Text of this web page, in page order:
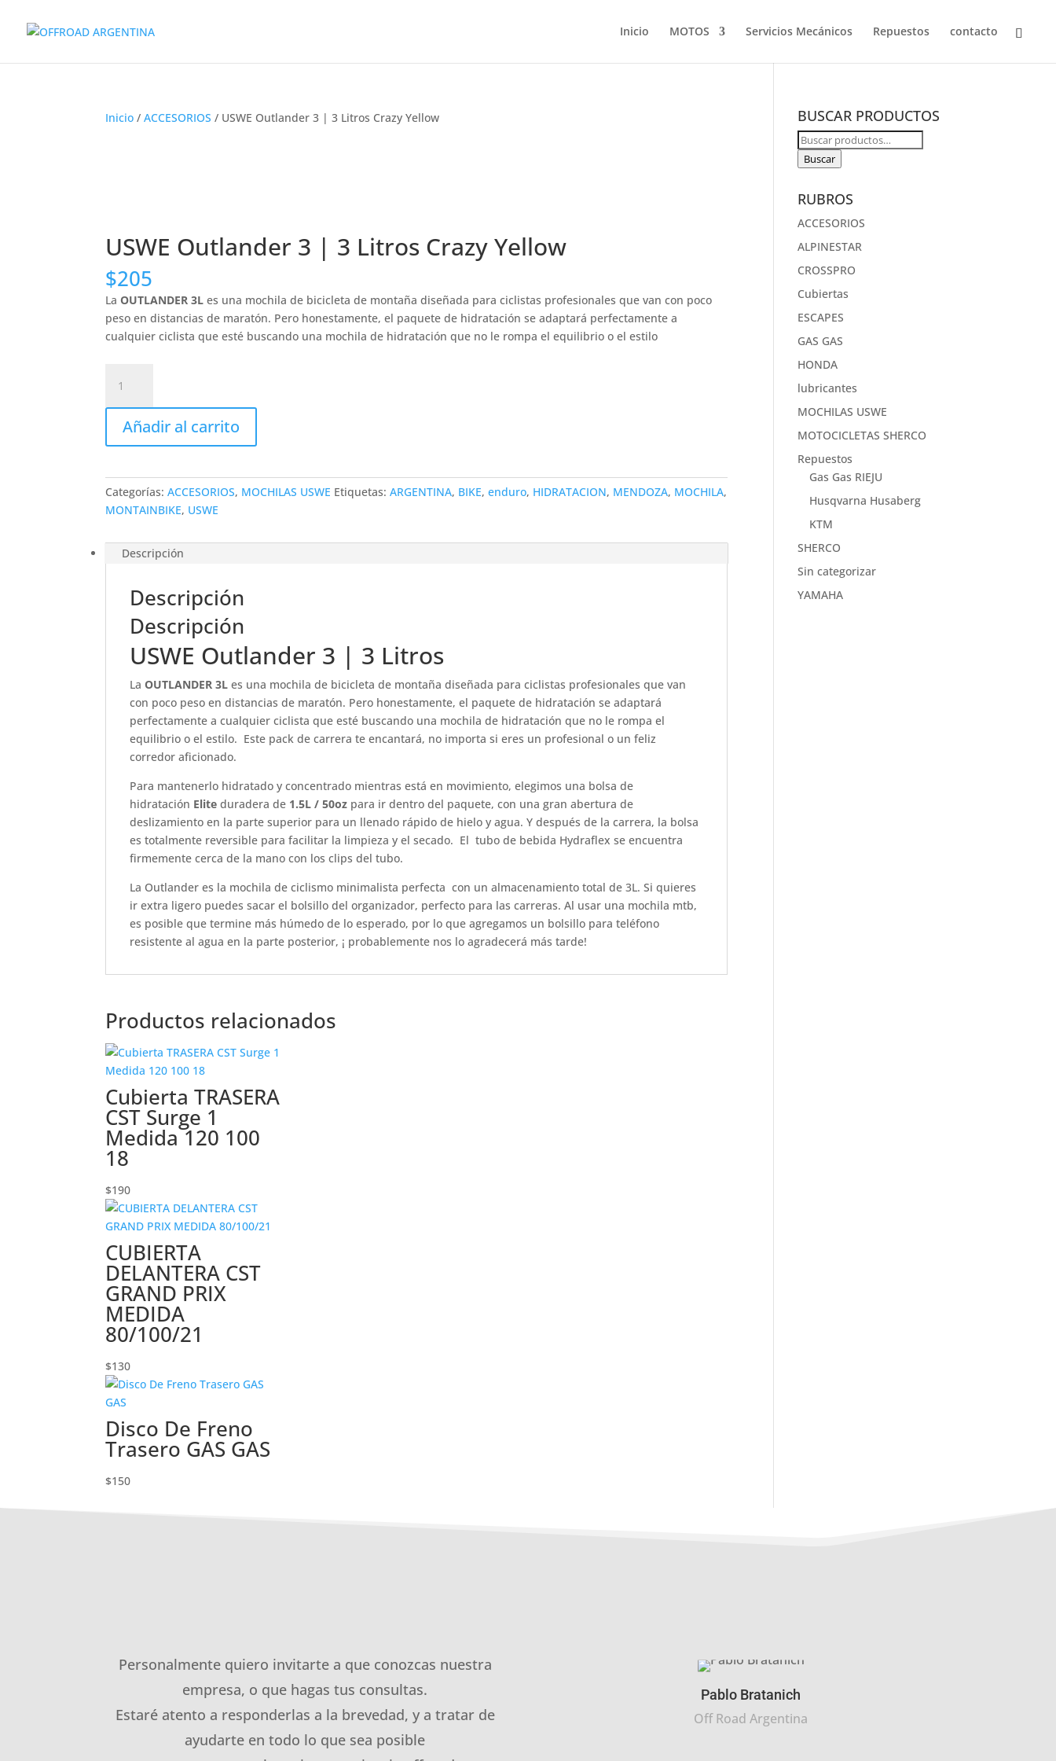
Inicio MOTOS Servicios Mecánicos Repuestos contacto
Inicio /ACCESORIOS / USWE Outlander 3 | 3 Litros Crazy Yellow
USWE Outlander 3 | 3 Litros Crazy Yellow
$205
LaOUTLANDER 3L es una mochila de bicicleta de montaña diseñada para ciclistas profesionales que van con poco
peso en distancias de maratón. Pero honestamente, el paquete de hidratación se adaptará perfectamente a
cualquier ciclista que esté buscando una mochila de hidratación que no le rompa el equilibrio o el estilo
Outlander
3
3
Crazy
Yellow
cantidad
Añadir al carrito
Categorías:ACCESORIOS, MOCHILAS USWE Etiquetas:ARGENTINA, BIKE,enduro, HIDRATACION, MENDOZA, MOCHILA,
MONTAINBIKE, USWE
Descripción
Descripción
Descripción
USWE Outlander 3 | 3 Litros
LaOUTLANDER 3L es una mochila de bicicleta de montaña diseñada para ciclistas profesionales que van
con poco peso en distancias de maratón. Pero honestamente, el paquete de hidratación se adaptará
perfectamente a cualquier ciclista que esté buscando una mochila de hidratación que no le rompa el
equilibrio o el estilo. Este pack de carrera te encantará, no importa si eres un profesional o un feliz
corredor aficionado.
Para mantenerlo hidratado y concentrado mientras está en movimiento, elegimos una bolsa de
hidratación Elite duradera de 1.5L / 50oz para ir dentro del paquete, con una gran abertura de
deslizamiento en la parte superior para un llenado rápido de hielo y agua. Y después de la carrera, la bolsa
es totalmente reversible para facilitar la limpieza y el secado. El tubo de bebida Hydraflex se encuentra
firmemente cerca de la mano con los clips del tubo.
La Outlander es la mochila de ciclismo minimalista perfecta con un almacenamiento total de 3L. Si quieres
ir extra ligero puedes sacar el bolsillo del organizador, perfecto para las carreras. Al usar una mochila mtb,
es posible que termine más húmedo de lo esperado, por lo que agregamos un bolsillo para teléfono
resistente al agua en la parte posterior, ¡ probablemente nos lo agradecerá más tarde!
Productos relacionados
Cubierta TRASERA
CST Surge 1
Medida 120 100
18
$190
CUBIERTA
DELANTERA CST
GRAND PRIX
MEDIDA
80/100/21
$130
Disco De Freno
Trasero GAS GAS
$150
BUSCAR PRODUCTOS
Buscar
por:
Buscar
RUBROS
ACCESORIOS
ALPINESTAR
CROSSPRO
Cubiertas
ESCAPES
GAS GAS
HONDA
lubricantes
MOCHILAS USWE
MOTOCICLETAS SHERCO
Repuestos
Gas Gas RIEJU
Husqvarna Husaberg
KTM
SHERCO
Sin categorizar
YAMAHA
Personalmente quiero invitarte a que conozcas nuestra
empresa, o que hagas tus consultas.
Estaré atento a responderlas a la brevedad, y a tratar de
ayudarte en todo lo que sea posible
Pablo Bratanich
Off Road Argentina